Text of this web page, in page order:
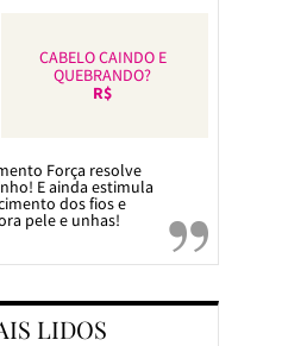
CABELO CAINDO E
QUEBRANDO?
R$
Força resolve
E ainda estimula
dos fios e
pele e unhas!
LIDOS